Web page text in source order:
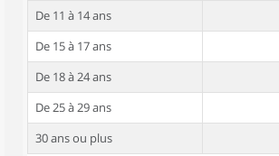
De 11 à 14 ans
De 15 à 17 ans
De 18 à 24 ans
De 25 à 29 ans
30 ans ou plus